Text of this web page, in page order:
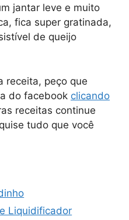
jantar leve e muito
fica super gratinada,
de queijo
receita, peço que
do facebook clicando
receitas continue
tudo que você
Liquidificador